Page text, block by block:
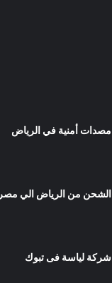
مصدات أمنية في الرياض
الشحن من الرياض الي مصر
شركة لياسة فى تبوك